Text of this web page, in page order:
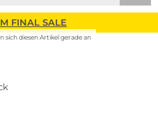
FINAL SALE
sich diesen Artikel gerade an